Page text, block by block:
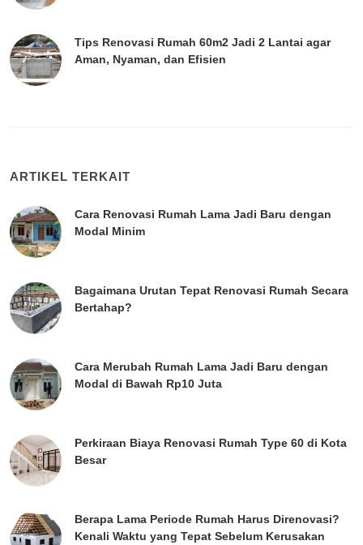
Tips Renovasi Rumah 60m2 Jadi 2 Lantai agar
Aman, Nyaman, dan Efisien
ARTIKEL TERKAIT
Cara Renovasi Rumah Lama Jadi Baru dengan
Modal Minim
Bagaimana Urutan Tepat Renovasi Rumah Secara
Bertahap?
Cara Merubah Rumah Lama Jadi Baru dengan
Modal di Bawah Rp10 Juta
Perkiraan Biaya Renovasi Rumah Type 60 di Kota
Besar
Berapa Lama Periode Rumah Harus Direnovasi?
Kenali Waktu yang Tepat Sebelum Kerusakan